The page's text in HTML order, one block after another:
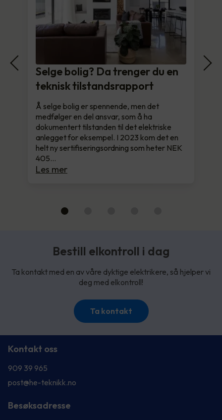
Selge bolig? Da trenger du en
teknisk tilstandsrapport
Å selge bolig er spennende, men det
medfølger en del ansvar, som å ha
dokumentert tilstanden til det elektriske
anlegget for eksempel. I 2023 kom det en
helt ny sertifiseringsordning som heter NEK
405…
Les mer
Bestill elkontroll i dag
Ta kontakt med en av våre dyktige elektrikere, så hjelper vi
deg med elkontroll!
Ta kontakt
Kontakt oss
909 39 965
post@he-teknikk.no
Besøksadresse